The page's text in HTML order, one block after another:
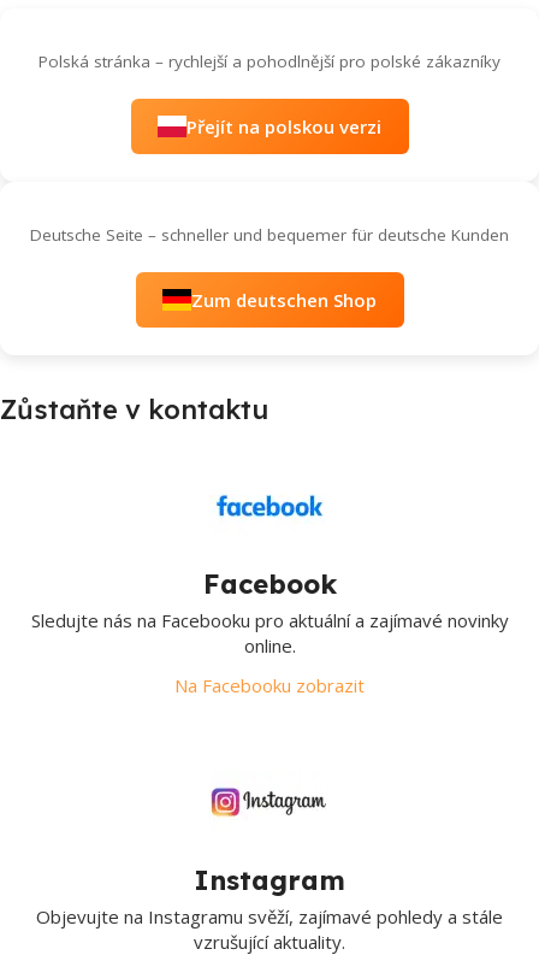
Polská stránka – rychlejší a pohodlnější pro polské zákazníky
Přejít na polskou verzi
Deutsche Seite – schneller und bequemer für deutsche Kunden
Zum deutschen Shop
Zůstaňte v kontaktu
Facebook
Sledujte nás na Facebooku pro aktuální a zajímavé novinky
online.
Na Facebooku zobrazit
Instagram
Objevujte na Instagramu svěží, zajímavé pohledy a stále
vzrušující aktuality.